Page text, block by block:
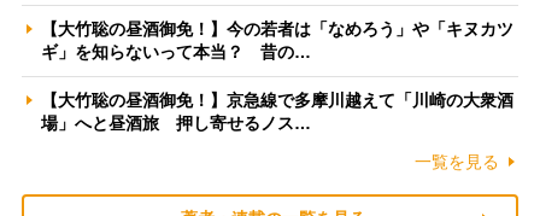
【大竹聡の昼酒御免！】今の若者は「なめろう」や「キヌカツ
ギ」を知らないって本当？ 昔の…
【大竹聡の昼酒御免！】京急線で多摩川越えて「川崎の大衆酒
場」へと昼酒旅 押し寄せるノス…
一覧を見る